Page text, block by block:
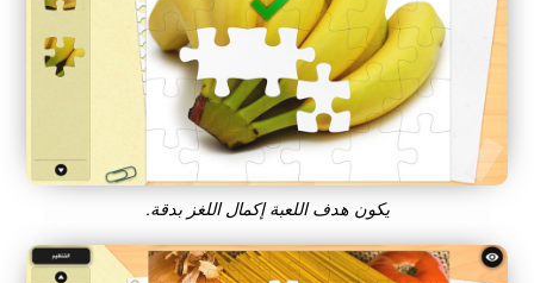
يكون هدف اللعبة إكمال اللغز بدقة.